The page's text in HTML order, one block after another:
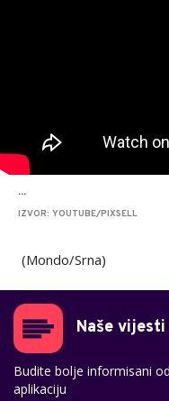
...
IZVOR: YOUTUBE/PIXSELL
(Mondo/Srna)
Naše
Budite bolje informisani
aplikaciju